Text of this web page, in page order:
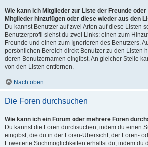
Wie kann ich Mitglieder zur Liste der Freunde
Mitglieder hinzufügen oder diese wieder aus den
Du kannst Benutzer auf zwei Arten auf diese Listen
Benutzerprofil siehst du zwei Links: einen zum
Freunde und einen zum Ignorieren des Benutzers.
persönlichen Bereich direkt Benutzer zu den Listen
deren Benutzernamen eingibst. An gleicher Stelle
von den Listen entfernen.
Nach oben
Die Foren durchsuchen
Wie kann ich ein Forum oder mehrere Foren
Du kannst die Foren durchsuchen, indem du einen
eingibst, die du in der Foren-Übersicht, der Foren-
Erweiterte Suchmöglichkeiten erhältst du, indem du